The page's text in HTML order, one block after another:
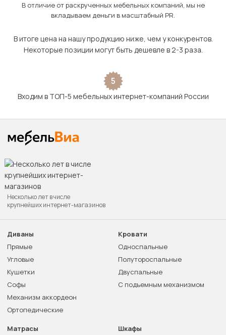
В отличие от раскрученных мебельных компаний, мы не
вкладываем деньги в масштабный PR.
В итоге цена на нашу продукцию ниже, чем у конкурентов.
Некоторые позиции могут быть дешевле в 2-3 раза.
5
Входим в ТОП-5 мебельных интернет-компаний России
Несколько лет в числе
крупнейших интернет-магазинов
Диваны
Прямые
Угловые
Кушетки
Софы
Механизм аккордеон
Ортопедические
Кровати
Односпальные
Полутороспальные
Двуспальные
С подъемным механизмом
Матрасы
Шкафы